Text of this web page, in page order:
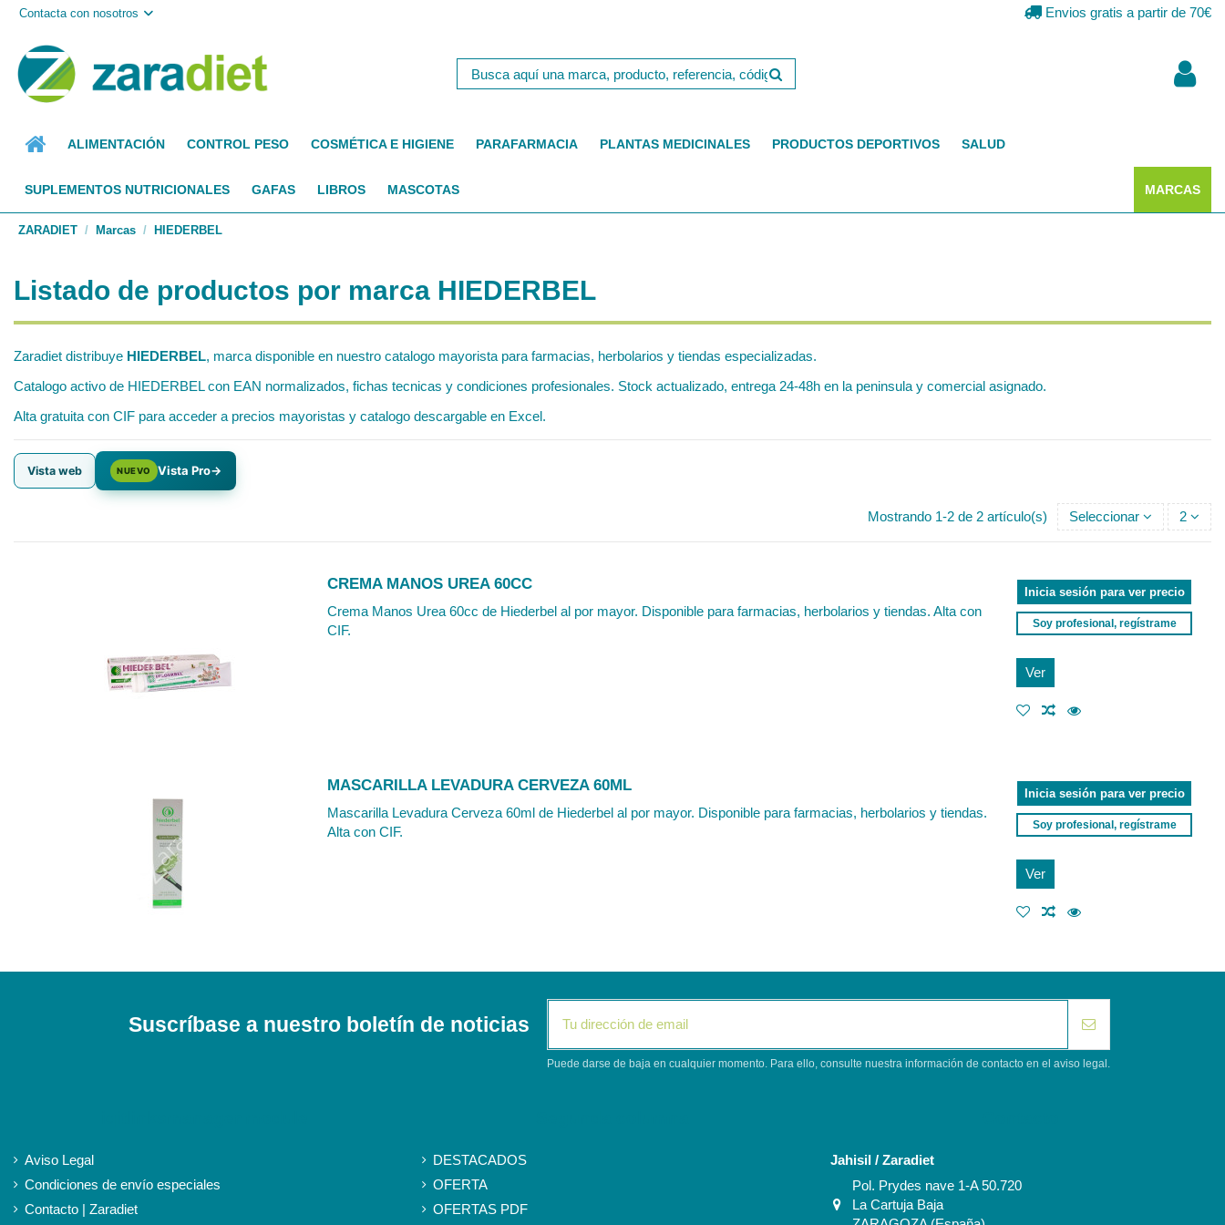
Contacta con nosotros Envios gratis a partir de 70€
ALIMENTACIÓN CONTROL PESO COSMÉTICA E HIGIENE PARAFARMACIA PLANTAS MEDICINALES PRODUCTOS DEPORTIVOS SALUD
SUPLEMENTOS NUTRICIONALES GAFAS LIBROS MASCOTAS MARCAS
ZARADIET Marcas HIEDERBEL
Listado de productos por marca HIEDERBEL
Zaradiet distribuye HIEDERBEL, marca disponible en nuestro catalogo mayorista para farmacias, herbolarios y tiendas especializadas.
Catalogo activo de HIEDERBEL con EAN normalizados, fichas tecnicas y condiciones profesionales. Stock actualizado, entrega 24-48h en la peninsula y comercial asignado.
Alta gratuita con CIF para acceder a precios mayoristas y catalogo descargable en Excel.
Vista web NUEVO Vista Pro→
Mostrando 1-2 de 2 artículo(s) Seleccionar 2
CREMA MANOS UREA 60CC
Crema Manos Urea 60cc de Hiederbel al por mayor. Disponible para farmacias, herbolarios y tiendas. Alta con
CIF.
Inicia sesión para ver precio
Soy profesional, regístrame
Ver
MASCARILLA LEVADURA CERVEZA 60ML
Mascarilla Levadura Cerveza 60ml de Hiederbel al por mayor. Disponible para farmacias, herbolarios y tiendas.
Alta con CIF.
Inicia sesión para ver precio
Soy profesional, regístrame
Ver
Suscríbase a nuestro boletín de noticias
Puede darse de baja en cualquier momento. Para ello, consulte nuestra información de contacto en el aviso legal.
Aviso Legal
Condiciones de envío especiales
Contacto | Zaradiet
DESTACADOS
OFERTA
OFERTAS PDF
Jahisil / Zaradiet
Pol. Prydes nave 1-A 50.720
La Cartuja Baja